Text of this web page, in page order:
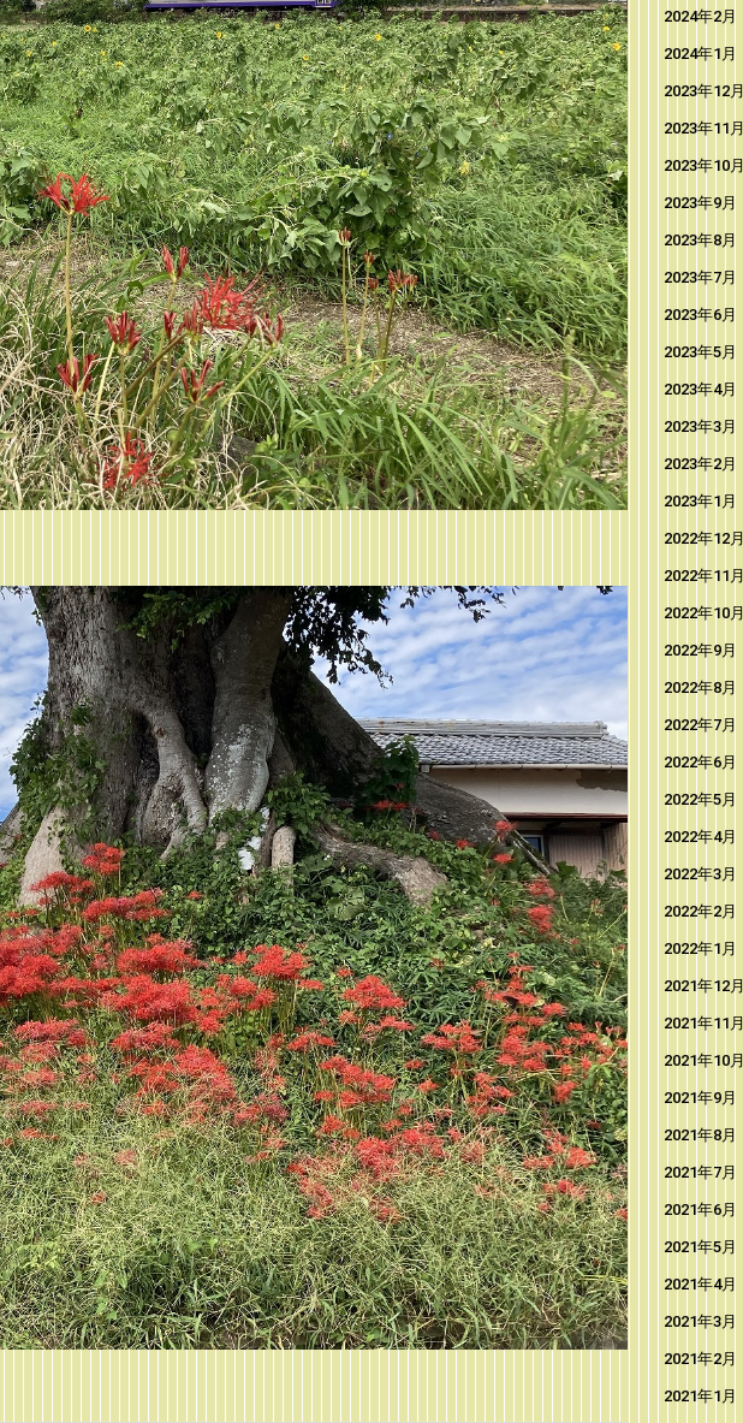
2024年2月
2024年1月
2023年12月
2023年11月
2023年10月
2023年9月
2023年8月
2023年7月
2023年6月
2023年5月
2023年4月
2023年3月
2023年2月
2023年1月
2022年12月
2022年11月
2022年10月
2022年9月
2022年8月
2022年7月
2022年6月
2022年5月
2022年4月
2022年3月
2022年2月
2022年1月
2021年12月
2021年11月
2021年10月
2021年9月
2021年8月
2021年7月
2021年6月
2021年5月
2021年4月
2021年3月
2021年2月
2021年1月